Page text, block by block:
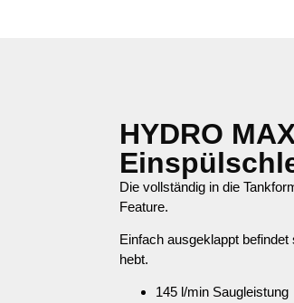
HYDRO
Die vollständig in die
Feature.
Einfach ausgeklappt
hebt.
145 l/min Saugleistung